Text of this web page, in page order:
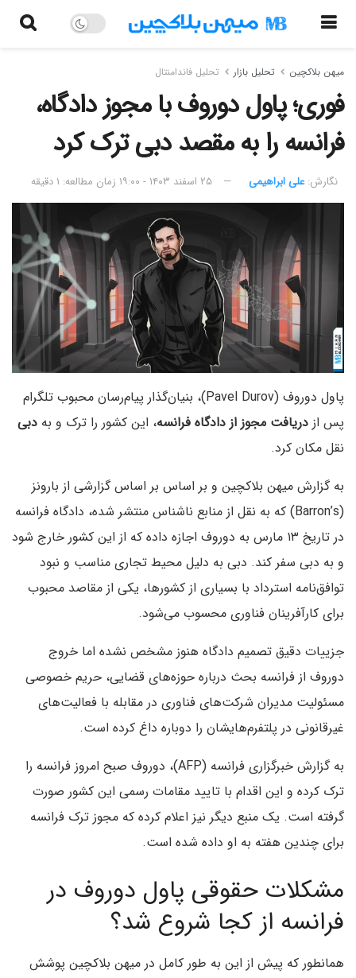
میهن بلاکچین تحلیل بازار تحلیل فاندامنتال
فوری؛ پاول دوروف با مجوز دادگاه،
فرانسه را به مقصد دبی ترک کرد
نگارش:‌ علی ابراهیمی ۲۵ اسفند ۱۴۰۳ - ۱۹:۰۰ زمان مطالعه: ۱ دقیقه
پاول دوروف (Pavel Durov)، بنیان‌گذار پیام‌رسان محبوب تلگرام
پس از دریافت مجوز از دادگاه فرانسه، این کشور را ترک و به دبی
نقل مکان کرد.
به گزارش میهن بلاکچین و بر اساس بر اساس گزارشی از بارونز
(Barron’s) که به نقل از منابع ناشناس منتشر شده، دادگاه فرانسه
در تاریخ ۱۳ مارس به دوروف اجازه داده که از این کشور خارج شود
و به دبی سفر کند. دبی به دلیل محیط تجاری مناسب و نبود
توافق‌نامه استرداد با بسیاری از کشورها، یکی از مقاصد محبوب
برای کارآفرینان فناوری محسوب می‌شود.
جزییات دقیق تصمیم دادگاه هنوز مشخص نشده اما خروج
دوروف از فرانسه بحث‌ درباره حوزه‌های قضایی، حریم خصوصی
مسئولیت مدیران شرکت‌های فناوری در مقابله با فعالیت‌های
غیرقانونی در پلتفرم‌هایشان را دوباره داغ کرده است.
به گزارش خبرگزاری فرانسه (AFP)، دوروف صبح امروز فرانسه را
ترک کرده و این اقدام با تایید مقامات رسمی این کشور صورت
گرفته است. یک منبع دیگر نیز اعلام کرده که مجوز ترک فرانسه
برای چندین هفته به او داده شده است.
مشکلات حقوقی پاول دوروف در
فرانسه از کجا شروع شد؟
همانطور که پیش از این به طور کامل در میهن بلاکچین پوشش